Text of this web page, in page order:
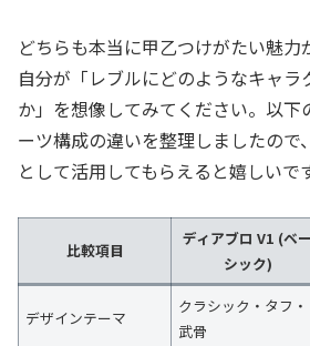
どちらも本当に甲乙つけがたい魅
自分が「レブルにどのようなキャラ
か」を想像してみてください。以
ーツ構成の違いを整理しましたので
として活用してもらえると嬉しいで
比較項目
ディアブロ V1 (ベー
シック)
デザインテーマ
クラシック・タフ・
武骨